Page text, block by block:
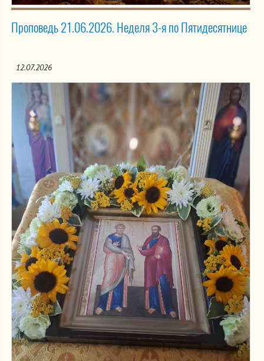
Проповедь 21.06.2026. Неделя 3-я по Пятидесятнице
12.07.2026